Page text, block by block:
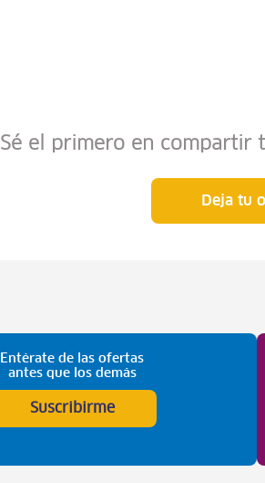
Sé el primero en compartir
Deja tu
Entérate de las ofertas
antes que los demás
Suscribirme